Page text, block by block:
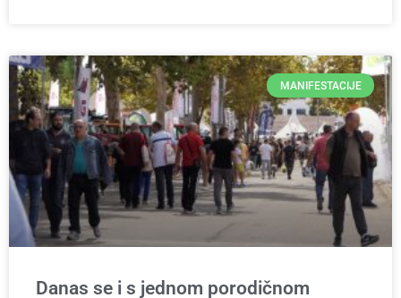
MANIFESTACIJE
Danas se i s jednom porodičnom